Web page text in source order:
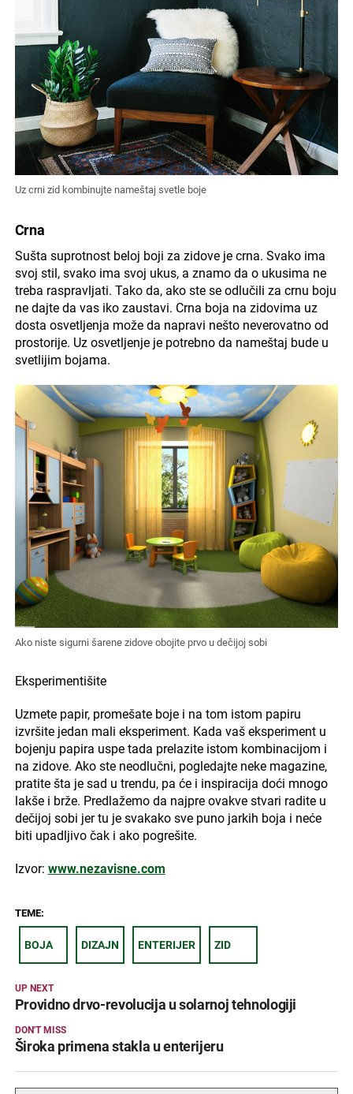
Uz crni zid kombinujte nameštaj svetle boje
Crna
Sušta suprotnost beloj boji za zidove je crna. Svako ima
svoj stil, svako ima svoj ukus, a znamo da o ukusima ne
treba raspravljati. Tako da, ako ste se odlučili za crnu boju
ne dajte da vas iko zaustavi. Crna boja na zidovima uz
dosta osvetljenja može da napravi nešto neverovatno od
prostorije. Uz osvetljenje je potrebno da nameštaj bude u
svetlijim bojama.
Ako niste sigurni šarene zidove obojite prvo u dečijoj sobi
Eksperimentišite
Uzmete papir, promešate boje i na tom istom papiru
izvršite jedan mali eksperiment. Kada vaš eksperiment u
bojenju papira uspe tada prelazite istom kombinacijom i
na zidove. Ako ste neodlučni, pogledajte neke magazine,
pratite šta je sad u trendu, pa će i inspiracija doći mnogo
lakše i brže. Predlažemo da najpre ovakve stvari radite u
dečijoj sobi jer tu je svakako sve puno jarkih boja i neće
biti upadljivo čak i ako pogrešite.
Izvor: www.nezavisne.com
TEME:
BOJA DIZAJN ENTERIJER ZID
UP NEXT
Providno drvo-revolucija u solarnoj tehnologiji
DON'T MISS
Široka primena stakla u enterijeru